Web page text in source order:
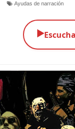
Ayudas de narración
▶️